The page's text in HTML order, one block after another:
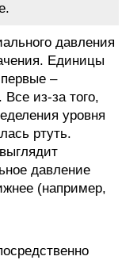
давления
Единицы
–
из-за того,
уровня
ртуть.
давление
(например,